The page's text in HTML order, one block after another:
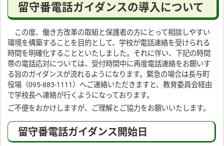
留守番電話ガイダンスの導入について
この度、働き方改革の取組と保護者の方にとって相談しやすい
環境を構築することを目的として、学校が電話連絡を受けられる
時間を明確化することといたしました。それに伴い、下記の時間
帯の電話応対については、受付時間中に再度電話連絡をお願いす
る旨のガイダンスが流れるようになります。緊急の場合は⾧与町
役場（095-883-1111）へご連絡いただきますと、教育委員会経由
で学校⾧へ連絡が行くようになっております。
ご不便をおかけしますが、ご理解とご協力をお願いいたします。
留守番電話ガイダンス開始日